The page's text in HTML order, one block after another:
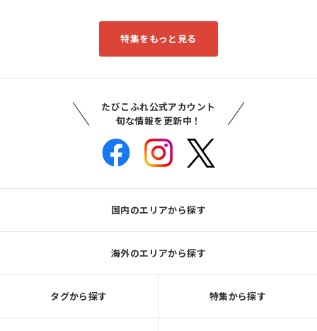
特集をもっと見る
たびこふれ公式アカウント
旬な情報を更新中！
国内のエリアから探す
海外のエリアから探す
タグから探す 特集から探す